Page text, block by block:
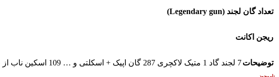
تعداد گان لجند (Legendary gun)
ریجن اکانت
توضیحات7 لجند گاد 1 متیک لاکچری 287 گان اپیک + اسکلتی و … 109 اسکین ناب از جمله ویچ واردن، ویوان هریس و … پرملات پلیری کلی دایموند تک سیو اکتی